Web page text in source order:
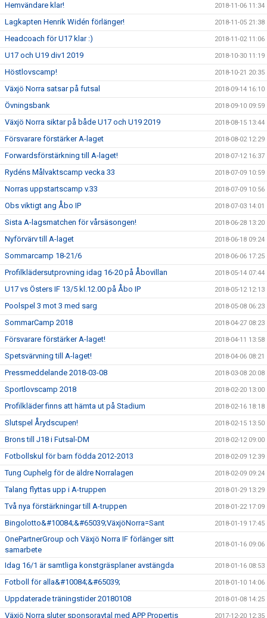
Hemvändare klar! 2018-11-06 11:34
Lagkapten Henrik Widén förlänger! 2018-11-05 21:38
Headcoach för U17 klar :) 2018-11-02 11:06
U17 och U19 div1 2019 2018-10-30 11:19
Höstlovscamp! 2018-10-21 20:35
Växjö Norra satsar på futsal 2018-09-14 16:10
Övningsbank 2018-09-10 09:59
Växjö Norra siktar på både U17 och U19 2019 2018-08-15 13:44
Försvarare förstärker A-laget 2018-08-02 12:29
Forwardsförstärkning till A-laget! 2018-07-12 16:37
Rydéns Målvaktscamp vecka 33 2018-07-09 10:59
Norras uppstartscamp v.33 2018-07-09 10:56
Obs viktigt ang Åbo IP 2018-07-03 14:01
Sista A-lagsmatchen för vårsäsongen! 2018-06-28 13:20
Nyförvärv till A-laget 2018-06-18 09:24
Sommarcamp 18-21/6 2018-06-06 17:25
Profilklädersutprovning idag 16-20 på Åbovillan 2018-05-14 07:44
U17 vs Östers IF 13/5 kl.12.00 på Åbo IP 2018-05-12 12:13
Poolspel 3 mot 3 med sarg 2018-05-08 06:23
SommarCamp 2018 2018-04-27 08:23
Försvarare förstärker A-laget! 2018-04-11 13:58
Spetsvärvning till A-laget! 2018-04-06 08:21
Pressmeddelande 2018-03-08 2018-03-08 20:08
Sportlovscamp 2018 2018-02-20 13:00
Profilkläder finns att hämta ut på Stadium 2018-02-16 18:18
Slutspel Årydscupen! 2018-02-15 13:50
Brons till J18 i Futsal-DM 2018-02-12 09:00
Fotbollskul för barn födda 2012-2013 2018-02-09 12:39
Tung Cuphelg för de äldre Norralagen 2018-02-09 09:24
Talang flyttas upp i A-truppen 2018-01-29 13:29
Två nya förstärkningar till A-truppen 2018-01-22 17:09
Bingolotto&#10084;&#65039;VäxjöNorra=Sant 2018-01-19 17:45
OnePartnerGroup och Växjö Norra IF förlänger sitt
samarbete
2018-01-16 09:06
Idag 16/1 är samtliga konstgräsplaner avstängda 2018-01-16 08:53
Fotboll för alla&#10084;&#65039; 2018-01-10 14:06
Uppdaterade träningstider 20180108 2018-01-08 14:25
Växjö Norra sluter sponsoravtal med APP Propertis 2017-12-20 12:35